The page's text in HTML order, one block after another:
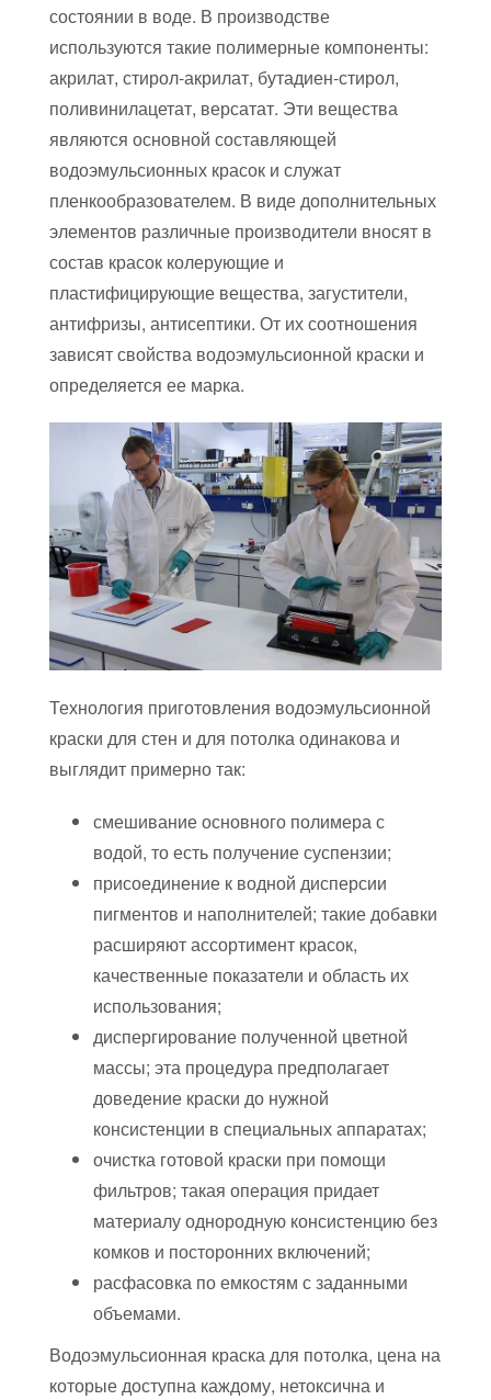
состоянии в воде. В производстве
используются такие полимерные компоненты:
акрилат, стирол-акрилат, бутадиен-стирол,
поливинилацетат, версатат. Эти вещества
являются основной составляющей
водоэмульсионных красок и служат
пленкообразователем. В виде дополнительных
элементов различные производители вносят в
состав красок колерующие и
пластифицирующие вещества, загустители,
антифризы, антисептики. От их соотношения
зависят свойства водоэмульсионной краски и
определяется ее марка.
Технология приготовления водоэмульсионной
краски для стен и для потолка одинакова и
выглядит примерно так:
смешивание основного полимера с
водой, то есть получение суспензии;
присоединение к водной дисперсии
пигментов и наполнителей; такие добавки
расширяют ассортимент красок,
качественные показатели и область их
использования;
диспергирование полученной цветной
массы; эта процедура предполагает
доведение краски до нужной
консистенции в специальных аппаратах;
очистка готовой краски при помощи
фильтров; такая операция придает
материалу однородную консистенцию без
комков и посторонних включений;
расфасовка по емкостям с заданными
объемами.
Водоэмульсионная краска для потолка, цена на
которые доступна каждому, нетоксична и